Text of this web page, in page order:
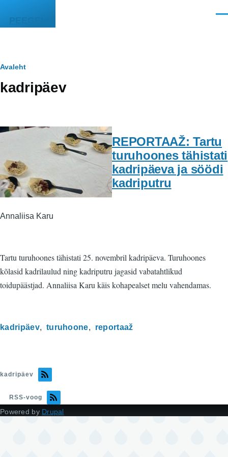
PEEGEL
Leivapuru
Avaleht
kadripäev
REPORTAAŽ: Tartu
turuhoones tähistati
kadripäeva ja söödi
kadriputru
Annaliisa Karu
Tartu turuhoones tähistati 25. novembril kadripäeva. Turuhoones
kõlasid kadrilaulud ning kadriputru jagasid vabatahtlikud
toidupäästjad. Annaliisa Karu käis kohapealset melu vahendamas.
kadripäev turuhoone reportaaž
kadripäev
RSS-voog
Powered by Drupal